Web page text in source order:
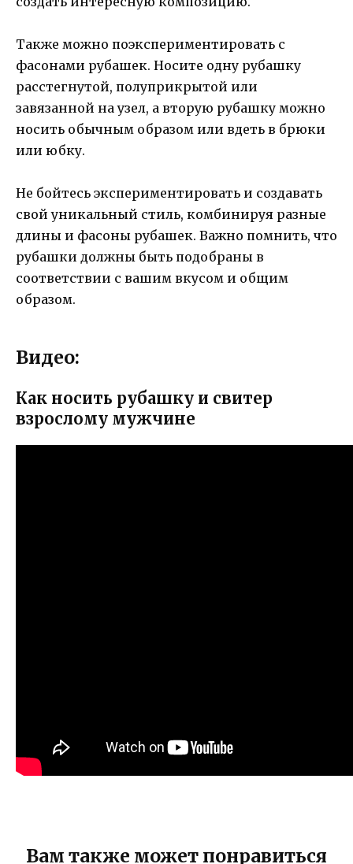
Также можно поэкспериментировать с
фасонами рубашек. Носите одну рубашку
расстегнутой, полуприкрытой или
завязанной на узел, а вторую рубашку можно
носить обычным образом или вдеть в брюки
или юбку.
Не бойтесь экспериментировать и создавать
свой уникальный стиль, комбинируя разные
длины и фасоны рубашек. Важно помнить, что
рубашки должны быть подобраны в
соответствии с вашим вкусом и общим
образом.
Видео:
Как носить рубашку и свитер
взрослому мужчине
Вам также может понравиться